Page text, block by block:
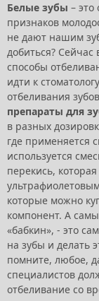
Белые зубы –
признаков
не дают нашим
добиться? Сейчас
способы
идти к
отбеливания
препараты для
в разных
где применяется
используется
перекись,
которые можно
компонент. А
«бабкин», - это
на зубы и делать
помните, любое,
специалистов
отбеливание со